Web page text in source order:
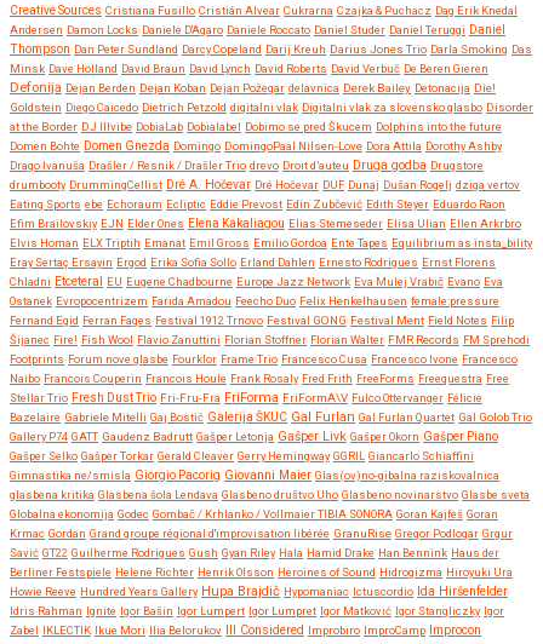
Creative Sources Cristiana Fusillo Cristián Alvear Cukrarna Czajka & Puchacz Dag Erik Knedal
Andersen Damon Locks Daniele D'Agaro Daniele Roccato Daniel Studer Daniel Teruggi Daniel
Thompson Dan Peter Sundland Darcy Copeland Darij Kreuh Darius Jones Trio Darla Smoking Das
Minsk Dave Holland David Braun David Lynch David Roberts David Verbuč De Beren Gieren
Defonija Dejan Berden Dejan Koban Dejan Požegar delavnica Derek Bailey Detonacija Die!
Goldstein Diego Caicedo Dietrich Petzold digitalni vlak Digitalni vlak za slovensko glasbo Disorder
at the Border DJ Illvibe DobiaLab Dobialabel Dobimo se pred Škucem Dolphins into the future
Domen Bohte Domen Gnezda Domingo DomingoPaal Nilsen-Love Dora Attila Dorothy Ashby
Drago Ivanuša Drašler / Resnik / Drašler Trio drevo Droit d’auteu Druga godba Drugstore
drumbooty DrummingCellist Dré A. Hočevar Dré Hočevar DUF Dunaj Dušan Rogelj dziga vertov
Eating Sports ebe Echoraum Ecliptic Eddie Prevost Edin Zubčević Edith Steyer Eduardo Raon
Efim Brailovskiy EJN Elder Ones Elena Kakaliagou Elias Stemeseder Elisa Ulian Ellen Arkrbro
Elvis Homan ELX Triptih Emanat Emil Gross Emilio Gordoa Ente Tapes Equilibrium as insta_bility
Eray Sertaç Ersayin Ergod Erika Sofia Sollo Erland Dahlen Ernesto Rodrigues Ernst Florens
Chladni Etceteral EU Eugene Chadbourne Europe Jazz Network Eva Mulej Vrabič Evano Eva
Ostanek Evropocentrizem Farida Amadou Feecho Duo Felix Henkelhausen female:pressure
Fernand Egid Ferran Fages Festival 1912 Trnovo Festival GONG Festival Ment Field Notes Filip
Šijanec Fire! Fish Wool Flavio Zanuttini Florian Stoffner Florian Walter FMR Records FM Sprehodi
Footprints Forum nove glasbe Fourklor Frame Trio Francesco Cusa Francesco Ivone Francesco
Naibo Francois Couperin Francois Houle Frank Rosaly Fred Frith FreeForms Freequestra Free
Stellar Trio Fresh Dust Trio Fri-Fru-Fra FriForma FriFormA\V Fulco Ottervanger Félicie
Bazelaire Gabriele Mitelli Gaj Bostič Galerija ŠKUC Gal Furlan Gal Furlan Quartet Gal Golob Trio
Gallery P74 GATT Gaudenz Badrutt Gašper Letonja Gašper Livk Gašper Okorn Gašper Piano
Gašper Selko Gašper Torkar Gerald Cleaver Gerry Hemingway GGRIL Giancarlo Schiaffini
Gimnastika ne/smisla Giorgio Pacorig Giovanni Maier Glas(ov)no-gibalna raziskovalnica
glasbena kritika Glasbena šola Lendava Glasbeno društvo Uho Glasbeno novinarstvo Glasbe sveta
Globalna ekonomija Godec Gombač / Krhlanko / Vollmaier TIBIA SONORA Goran Kajfeš Goran
Krmac Gordan Grand groupe régional d'improvisation libérée GranuRise Gregor Podlogar Grgur
Savić GT22 Guilherme Rodrigues Gush Gyan Riley Hala Hamid Drake Han Bennink Haus der
Berliner Festspiele Helene Richter Henrik Olsson Heroines of Sound Hidrogizma Hiroyuki Ura
Howie Reeve Hundred Years Gallery Hupa Brajdič Hypomaniac Ictuscordio Ida Hiršenfelder
Idris Rahman Ignite Igor Bašin Igor Lumpert Igor Lumpret Igor Matković Igor Stangliczky Igor
Zabel IKLECTIK Ikue Mori Ilia Belorukov Ill Considered Improbiro ImproCamp
Improcon